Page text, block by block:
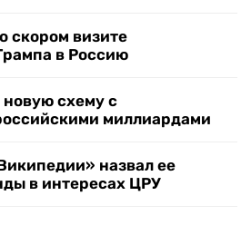
скором визите
в Россию
схему с
миллиардами
назвал ее
в интересах ЦРУ